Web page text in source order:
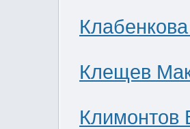
Клещев
Климонтов